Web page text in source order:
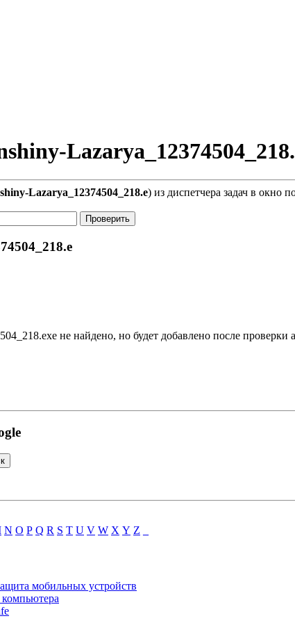
Lazarya_12374504_218.e) из диспетчера задач в окно
не найдено, но будет добавлено после
N O P Q R S T U V W X Y Z
мобильных устройств